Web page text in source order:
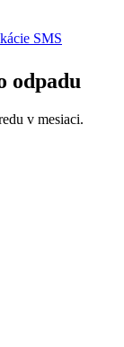
odpadu
v mesiaci.